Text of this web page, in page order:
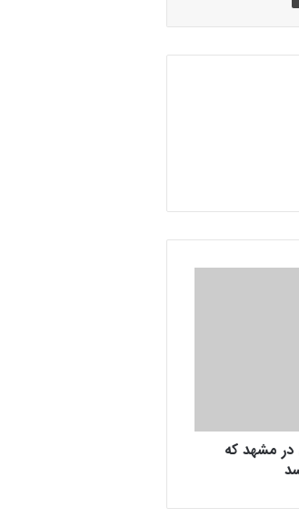
در مشهد که